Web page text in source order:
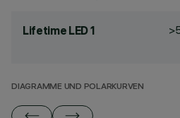
Lifetime LED 1
DIAGRAMME UND POLARKURVEN